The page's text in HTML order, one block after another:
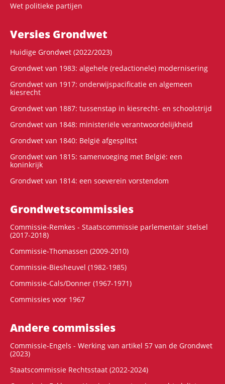
Wet politieke partijen
Versies Grondwet
Huidige Grondwet (2022/2023)
Grondwet van 1983: algehele (redactionele) modernisering
Grondwet van 1917: onderwijspacificatie en algemeen
kiesrecht
Grondwet van 1887: tussenstap in kiesrecht- en schoolstrijd
Grondwet van 1848: ministeriële verantwoordelijkheid
Grondwet van 1840: België afgesplitst
Grondwet van 1815: samenvoeging met België: een
koninkrijk
Grondwet van 1814: een soeverein vorstendom
Grondwets­commissies
Commissie-Remkes - Staatscommissie parlementair stelsel
(2017-2018)
Commissie-Thomassen (2009-2010)
Commissie-Biesheuvel (1982-1985)
Commissie-Cals/Donner (1967-1971)
Commissies voor 1967
Andere commissies
Commissie-Engels - Werking van artikel 57 van de Grondwet
(2023)
Staatscommissie Rechtsstaat (2022-2024)